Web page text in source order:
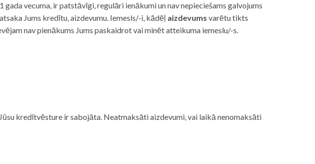
vecuma, ir patstāvīgi, regulāri ienākumi un nav nepieciešams galvojums
Jums kredītu, aizdevumu. Iemesls/-i, kādēļ aizdevums varētu tikts
nav pienākums Jums paskaidrot vai minēt atteikuma iemeslu/-s.
kredītvēsture ir sabojāta. Neatmaksāti aizdevumi, vai laikā nenomaksāti